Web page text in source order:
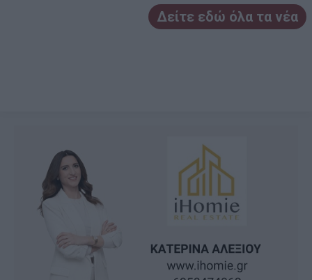
Δείτε εδώ όλα τα νέα